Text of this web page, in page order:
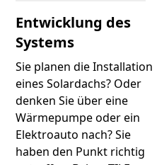
Entwicklung des
Systems
Sie planen die Installation
eines Solardachs? Oder
denken Sie über eine
Wärmepumpe oder ein
Elektroauto nach? Sie
haben den Punkt richtig